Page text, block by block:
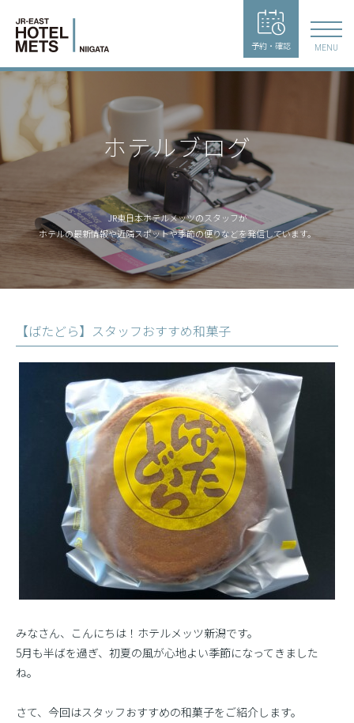
予約・確認 MENU
ホテルブログ
JR東日本ホテルメッツのスタッフが
ホテルの最新情報や近隣スポットや季節の便りなどを発信しています。
【ばたどら】スタッフおすすめ和菓子
みなさん、こんにちは！ホテルメッツ新潟です。
5月も半ばを過ぎ、初夏の風が心地よい季節になってきました
ね。
さて、今回はスタッフおすすめの和菓子をご紹介します。